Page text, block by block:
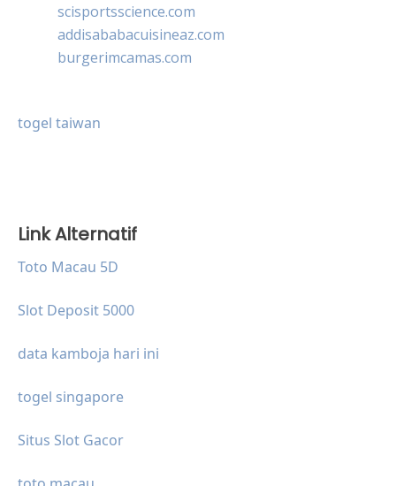
scisportsscience.com
addisababacuisineaz.com
burgerimcamas.com
togel taiwan
Link Alternatif
Toto Macau 5D
Slot Deposit 5000
data kamboja hari ini
togel singapore
Situs Slot Gacor